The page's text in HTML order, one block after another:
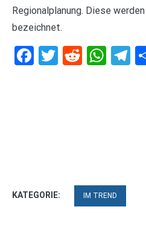
Regionalplanung. Diese
bezeichnet.
Facebook
Twitter
Reddit
KATEGORIE: IM TREND